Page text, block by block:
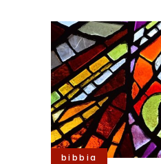
bibbia